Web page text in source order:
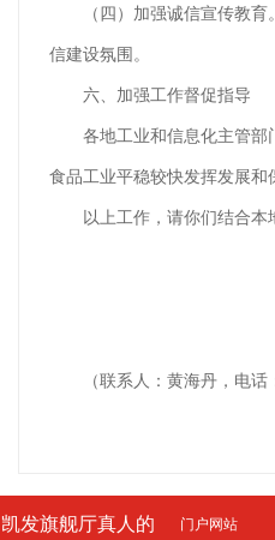
（四）加强诚信宣传教育。
信建设氛围。
六、加强工作督促指导
各地工业和信息化主管部门
食品工业平稳较快发挥发展
以上工作，请你们结合本地
（联系人：黄海丹，电话：
凯发旗舰厅真人的 门户网站